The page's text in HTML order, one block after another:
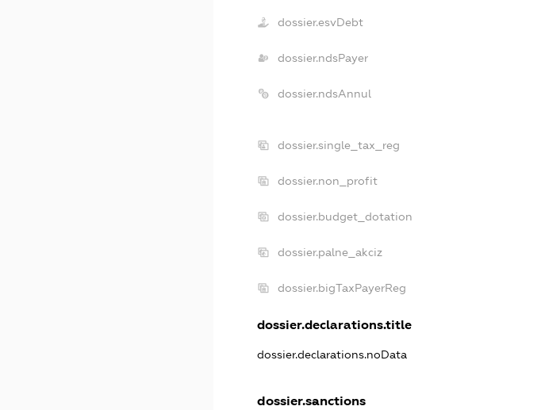
dossier.esvDebt
dossier.ndsPayer
dossier.ndsAnnul
dossier.single_tax_reg
dossier.non_profit
dossier.budget_dotation
dossier.palne_akciz
dossier.bigTaxPayerReg
dossier.declarations.title
dossier.declarations.noData
dossier.sanctions